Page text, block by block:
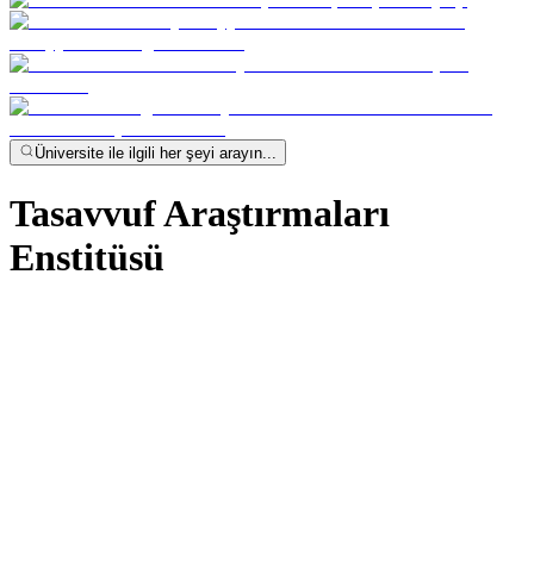
Üniversite ile ilgili her şeyi arayın...
Tasavvuf Araştırmaları
Enstitüsü